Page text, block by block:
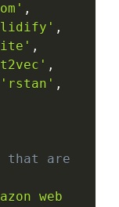
,
,
,
,
'rstan' ,
that are
web